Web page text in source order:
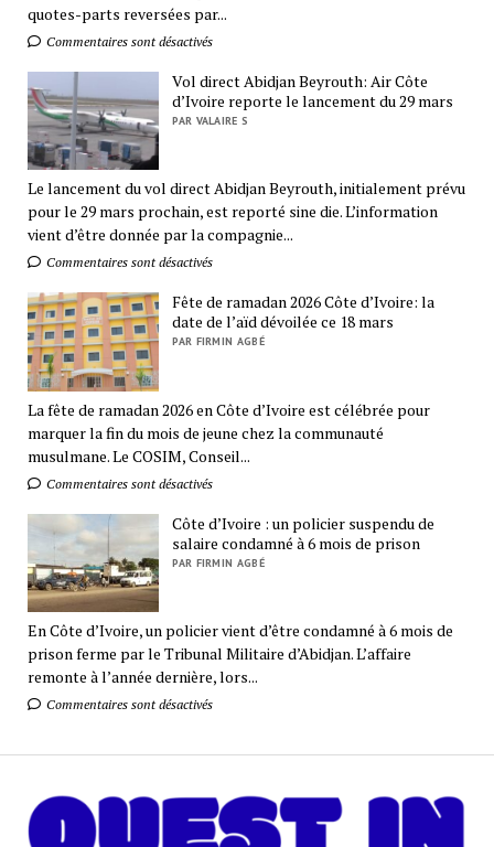
quotes-parts reversées par...
Commentaires sont désactivés
Vol direct Abidjan Beyrouth: Air Côte
d’Ivoire reporte le lancement du 29 mars
PAR VALAIRE S
Le lancement du vol direct Abidjan Beyrouth, initialement prévu
pour le 29 mars prochain, est reporté sine die. L’information
vient d’être donnée par la compagnie...
Commentaires sont désactivés
Fête de ramadan 2026 Côte d’Ivoire: la
date de l’aïd dévoilée ce 18 mars
PAR FIRMIN AGBÉ
La fête de ramadan 2026 en Côte d’Ivoire est célébrée pour
marquer la fin du mois de jeune chez la communauté
musulmane. Le COSIM, Conseil...
Commentaires sont désactivés
Côte d’Ivoire : un policier suspendu de
salaire condamné à 6 mois de prison
PAR FIRMIN AGBÉ
En Côte d’Ivoire, un policier vient d’être condamné à 6 mois de
prison ferme par le Tribunal Militaire d’Abidjan. L’affaire
remonte à l’année dernière, lors...
Commentaires sont désactivés